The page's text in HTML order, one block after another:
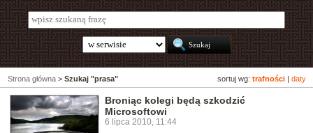
sortuj wg: trafności daty
Strona główna > Szukaj "prasa"
Broniąc kolegi będą szkodzić
Microsoftowi
6 lipca 2010, 11:44